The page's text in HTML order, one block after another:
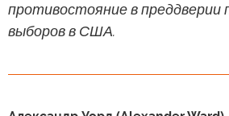
противостояние в преддверии
выборов в США.